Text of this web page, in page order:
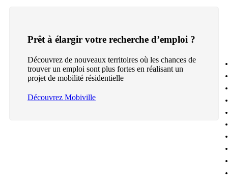
Prêt à élargir votre recherche d’emploi ?
Découvrez de nouveaux territoires où les chances de
trouver un emploi sont plus fortes en réalisant un
projet de mobilité résidentielle
Découvrez Mobiville